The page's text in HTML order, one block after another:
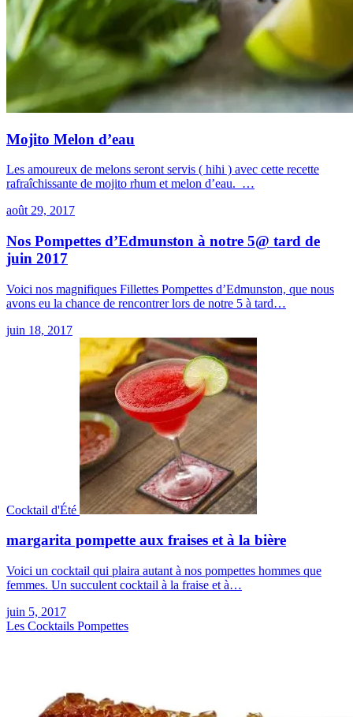
Mojito Melon d’eau
Les amoureux de melons seront servis ( hihi ) avec cette recette
rafraîchissante de mojito rhum et melon d’eau. …
août 29, 2017
Nos Pompettes d’Edmunston à notre 5@ tard de
juin 2017
Voici nos magnifiques Fillettes Pompettes d’Edmunston, que nous
avons eu la chance de rencontrer lors de notre 5 à tard…
juin 18, 2017
Cocktail d'Été
margarita pompette aux fraises et à la bière
Voici un cocktail qui plaira autant à nos pompettes hommes que
femmes. Un succulent cocktail à la fraise et à…
juin 5, 2017
Les Cocktails Pompettes